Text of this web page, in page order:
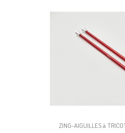
ZING-AIGUILLES à